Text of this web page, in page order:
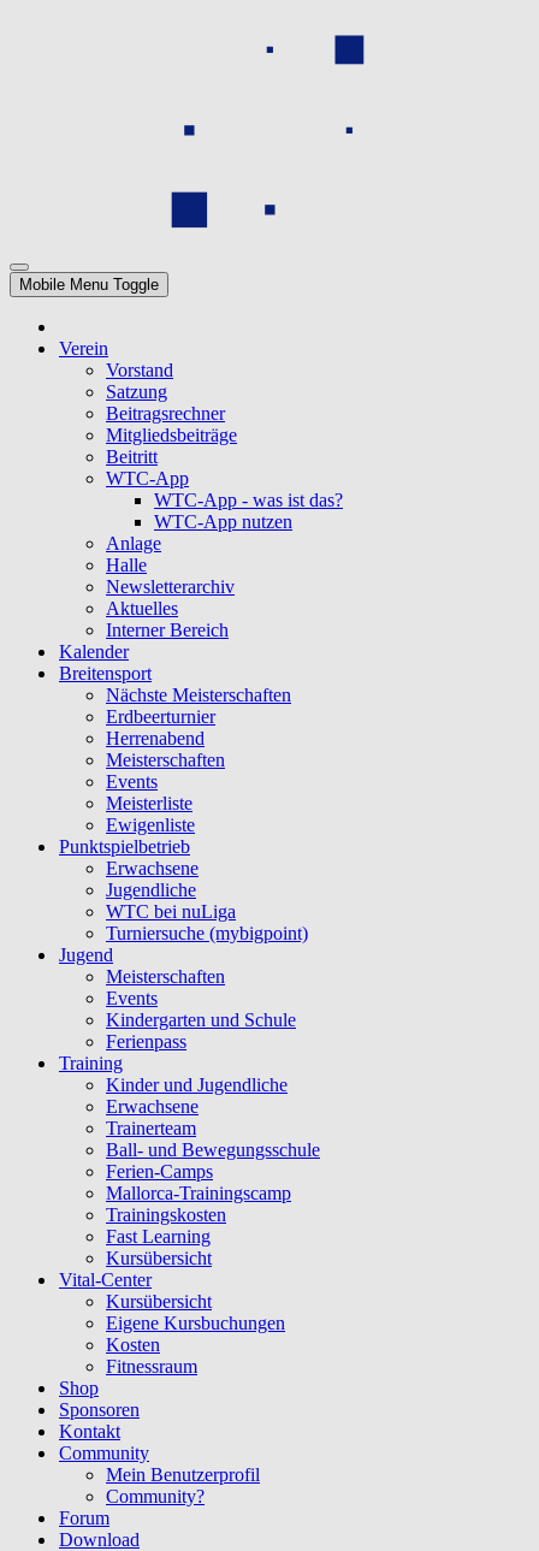
Mobile Menu Toggle
Verein
Vorstand
Satzung
Beitragsrechner
Mitgliedsbeiträge
Beitritt
WTC-App
WTC-App - was ist das?
WTC-App nutzen
Anlage
Halle
Newsletterarchiv
Aktuelles
Interner Bereich
Kalender
Breitensport
Nächste Meisterschaften
Erdbeerturnier
Herrenabend
Meisterschaften
Events
Meisterliste
Ewigenliste
Punktspielbetrieb
Erwachsene
Jugendliche
WTC bei nuLiga
Turniersuche (mybigpoint)
Jugend
Meisterschaften
Events
Kindergarten und Schule
Ferienpass
Training
Kinder und Jugendliche
Erwachsene
Trainerteam
Ball- und Bewegungsschule
Ferien-Camps
Mallorca-Trainingscamp
Trainingskosten
Fast Learning
Kursübersicht
Vital-Center
Kursübersicht
Eigene Kursbuchungen
Kosten
Fitnessraum
Shop
Sponsoren
Kontakt
Community
Mein Benutzerprofil
Community?
Forum
Download